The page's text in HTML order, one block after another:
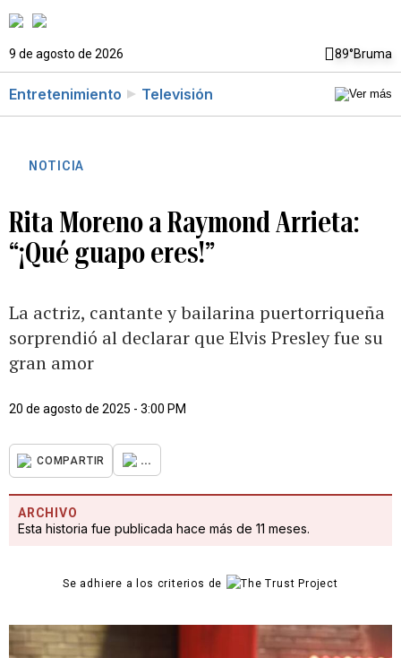
9 de agosto de 2026 89°Bruma
Entretenimiento Televisión
NOTICIA
Rita Moreno a Raymond Arrieta:
“¡Qué guapo eres!”
La actriz, cantante y bailarina puertorriqueña
sorprendió al declarar que Elvis Presley fue su
gran amor
20 de agosto de 2025 - 3:00 PM
COMPARTIR ...
ARCHIVO
Esta historia fue publicada hace más de 11 meses.
Se adhiere a los criterios de